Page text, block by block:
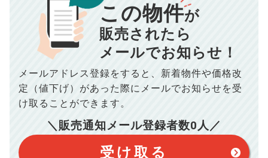
毎月の支払額 834
年間の支払額 10,005 円
総支払額 100,050 円
このシミュレーターは元利均等返済方式で試算しています。
このシミュレーターは、四捨五入にて計算しております。
このシミュレーターはお借り入れの全期間で金利が変わらない設
■仲介手数料／ 00万円
■売買契約書印紙／ 0
■抵当権抹消費用／0万円
※購入価格よりも売却価格が高い場合、譲渡所得税が発生する
場合がございます。詳しくは最寄りの税務署などにご確認く
※シミュレーター結果はあくまでも概算であり、手残り金額を
保証するものではございません。
※上記売却費用には、住所変更登記の費用、引っ越し費用、住
宅ローンの一括繰上返済の手数料等は含まれておりませんの
で予めご了承ください。
おります。（物件価格×3%＋6万円＋消費税）
この物件が
販売されたら
メールでお知らせ！
メールアドレス登録をすると、 新着物件や価格改
定（値下げ）があった際に メールでお知らせを受
け取ることができます。
＼販売通知メール登録者数0 人／
受け取る